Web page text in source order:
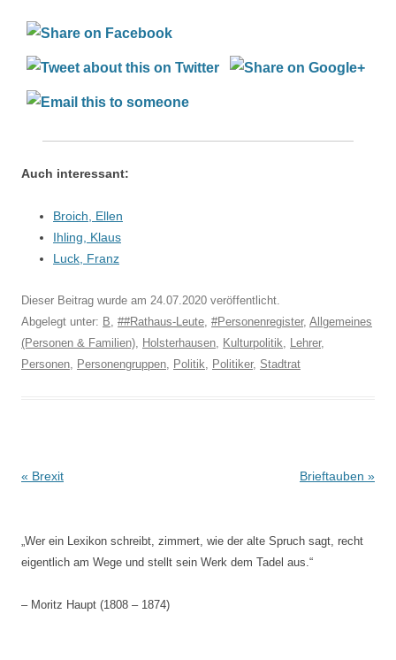
Auch interessant:
Broich, Ellen
Ihling, Klaus
Luck, Franz
Dieser Beitrag wurde am 24.07.2020 veröffentlicht.
Abgelegt unter: B, ##Rathaus-Leute, #Personenregister, Allgemeines
(Personen & Familien), Holsterhausen, Kulturpolitik, Lehrer,
Personen, Personengruppen, Politik, Politiker, Stadtrat
Beitrags-
« Brexit Brieftauben »
„Wer ein Lexikon schreibt, zimmert, wie der alte Spruch sagt, recht
eigentlich am Wege und stellt sein Werk dem Tadel aus.“
– Moritz Haupt (1808 – 1874)